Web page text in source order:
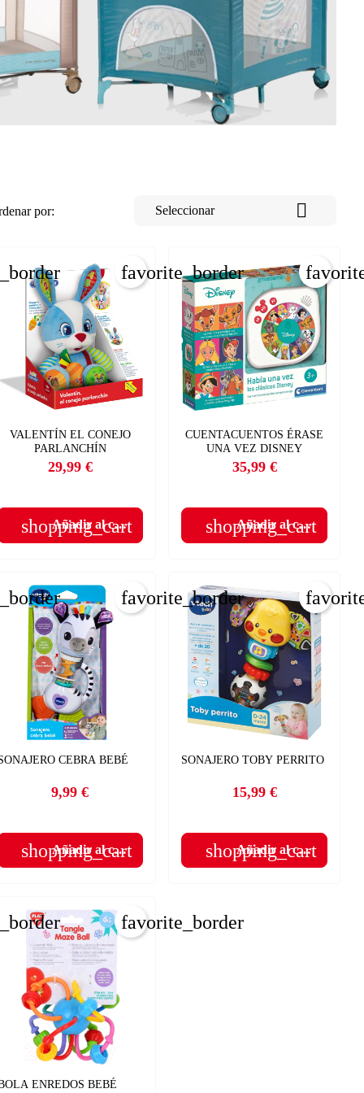
por: Seleccionar 
VALENTÍN EL CONEJO
PARLANCHÍN
Precio
29,99 €
shopping_cart
Añadir al carrito
favorite_border
CUENTACUENTOS ÉRASE
UNA VEZ DISNEY
Precio
35,99 €
shopping_cart
Añadir al carrito
CEBRA BEBÉ
Precio
9,99 €
shopping_cart
Añadir al carrito
favorite_border
SONAJERO TOBY PERRITO
Precio
15,99 €
shopping_cart
Añadir al carrito
ENREDOS BEBÉ
favorite_border
×
×
×
×